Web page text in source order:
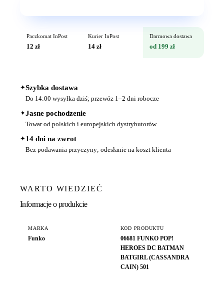
Paczkomat InPost
12 zł
Kurier InPost
14 zł
Darmowa dostawa
od 199 zł
✦Szybka dostawa
Do 14:00 wysyłka dziś; przewóz 1–2 dni robocze
✦Jasne pochodzenie
Towar od polskich i europejskich dystrybutorów
✦14 dni na zwrot
Bez podawania przyczyny; odesłanie na koszt klienta
WARTO WIEDZIEĆ
Informacje o produkcie
MARKA
Funko
KOD PRODUKTU
06681 FUNKO POP!
HEROES DC BATMAN
BATGIRL (CASSANDRA
CAIN) 501